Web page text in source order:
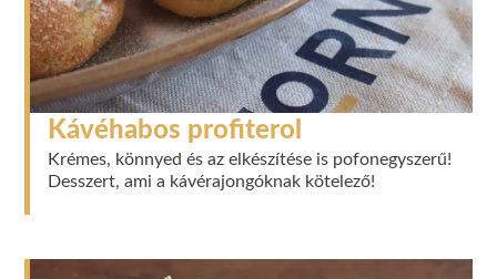
Kávéhabos profiterol
Krémes, könnyed és az elkészítése is pofonegyszerű!
Desszert, ami a kávérajongóknak kötelező!